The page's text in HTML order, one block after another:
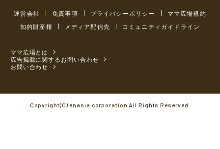
運営会社 免責事項 プライバシーポリシー
ママ広場規約
知的財産権
メディア配信先 コミュニティガイドライン
ママ広場とは
広告掲載に関するお問い合わせ
お問い合わせ
Copyright(C) enasia corporation All Rights Reserved.